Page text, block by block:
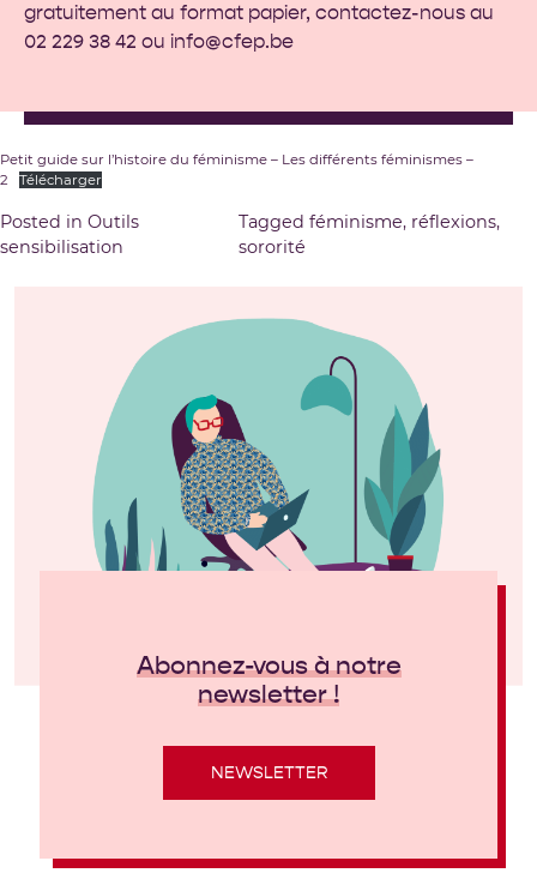
gratuitement au format papier, contactez-nous au
02 229 38 42 ou info@cfep.be
Petit guide sur l’histoire du féminisme – Les différents féminismes –
2
Télécharger
Posted in Outils
sensibilisation
Taggedféminisme, réflexions,
sororité
Abonnez-vous à notre
newsletter !
NEWSLETTER